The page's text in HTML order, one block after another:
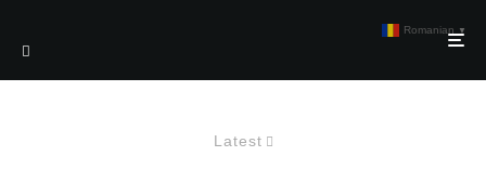
Latest
Romanian ▼